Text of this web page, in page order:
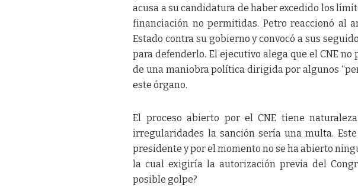
acusa a su candidatura de haber excedido los
financiación no permitidas. Petro reaccionó al
Estado contra su gobierno y convocó a sus
para defenderlo. El ejecutivo alega que el CNE
de una maniobra política dirigida por algunos
este órgano.
El proceso abierto por el CNE tiene
irregularidades la sanción sería una multa.
presidente y por el momento no se ha abierto
la cual exigiría la autorización previa del
posible golpe?